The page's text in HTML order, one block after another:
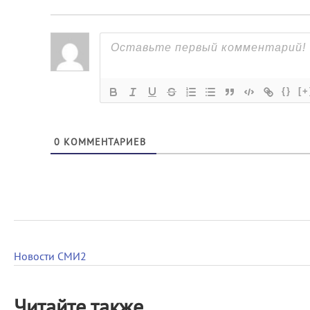
{}
0 КОММЕНТАРИЕВ
Новости СМИ2